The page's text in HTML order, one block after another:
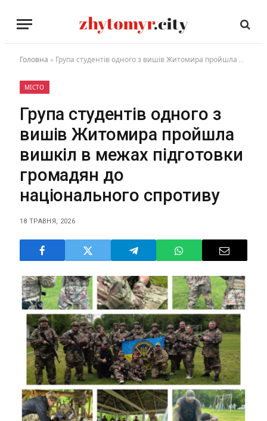
Головна » Група студентів одного з вишів Житомира пройшла вишкіл в межах підготовки громадян до національного спротиву
МІСТО
Група студентів одного з
вишів Житомира пройшла
вишкіл в межах підготовки
громадян до
національного спротиву
18 ТРАВНЯ, 2026